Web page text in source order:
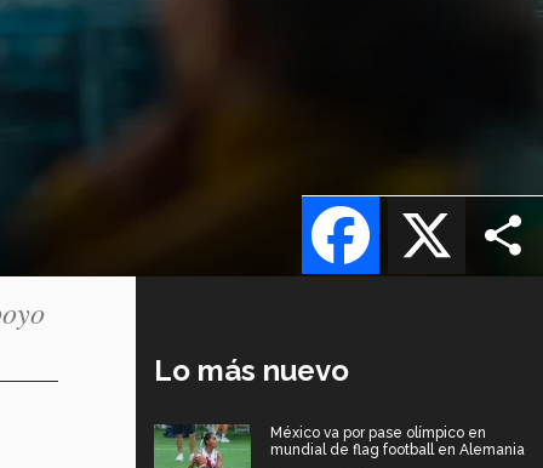
X
Facebook
Lo más nuevo
México va por pase olímpico en
mundial de flag football en Alemania